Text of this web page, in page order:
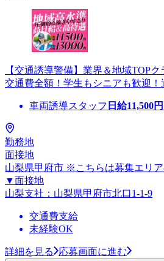
【交通誘導警備】業界＆地域TOP
交通費全額！学生もシニアも歓迎
車両誘導スタッフ 日給11,500
勤務地
面接地
山梨県甲府市 ※こちらは募集エリア
▼面接地
山梨支社：山梨県甲府市北口1-1-9
交通費支給
未経験OK
詳細を見る 応募画面に進む